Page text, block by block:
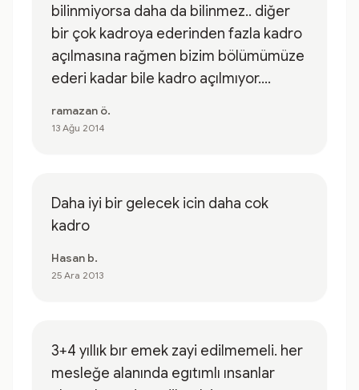
bilinmiyorsa daha da bilinmez.. diğer
bir çok kadroya ederinden fazla kadro
açılmasına rağmen bizim bölümümüze
ederi kadar bile kadro açılmıyor....
ramazan ö.
13 Ağu 2014
Daha iyi bir gelecek icin daha cok
kadro
Hasan b.
25 Ara 2013
3+4 yıllık bır emek zayi edilmemeli. her
mesleğe alanında egıtımlı ınsanlar